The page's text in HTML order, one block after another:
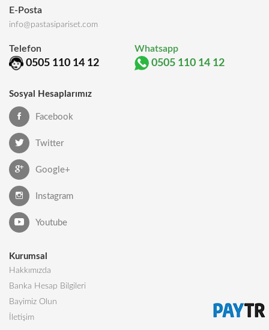
E-Posta
info@pastasipariset.com
Telefon
0505 110 14 12
Whatsapp
0505 110 14 12
Sosyal Hesaplarımız
Facebook
Twitter
Google+
Instagram
Youtube
Kurumsal
Hakkımızda
Banka Hesap Bilgileri
Bayimiz Olun
İletişim